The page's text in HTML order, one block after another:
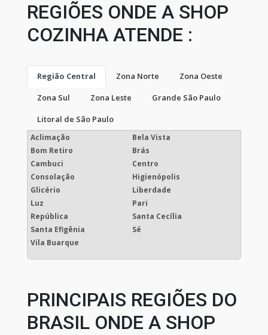
REGIÕES ONDE A SHOP
COZINHA ATENDE :
Região Central Zona Norte
Zona Oeste
Zona Sul
Zona Leste
Grande São Paulo
Litoral de São Paulo
Aclimação
Bela Vista
Bom Retiro
Brás
Cambuci
Centro
Consolação
Higienópolis
Glicério
Liberdade
Luz
Pari
República
Santa Cecília
Santa Efigênia
Sé
Vila Buarque
PRINCIPAIS REGIÕES DO
BRASIL ONDE A SHOP